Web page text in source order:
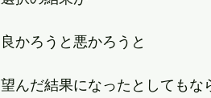
良かろうと悪かろうと
望んだ結果になったとしてもな